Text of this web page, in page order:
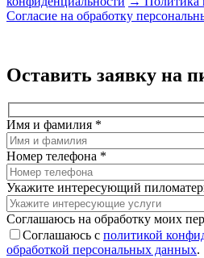
Согласие на обработку
Оставить заявку на
Имя и фамилия *
Номер телефона *
Укажите интересующий
Соглашаюсь на обработку моих
Соглашаюсь с политикой
обработкой персональных данных.